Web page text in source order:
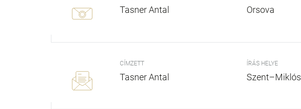
Tasner Antal Orsova
CÍMZETT
Tasner Antal
ÍRÁS HELYE
Szent–Miklós